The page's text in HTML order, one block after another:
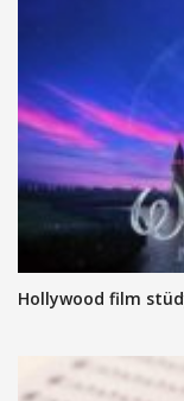
Hollywood film